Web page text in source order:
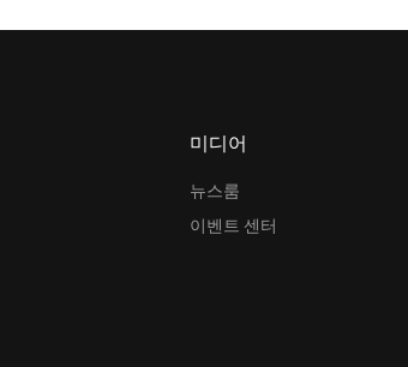
미디어
뉴스룸
이벤트 센터